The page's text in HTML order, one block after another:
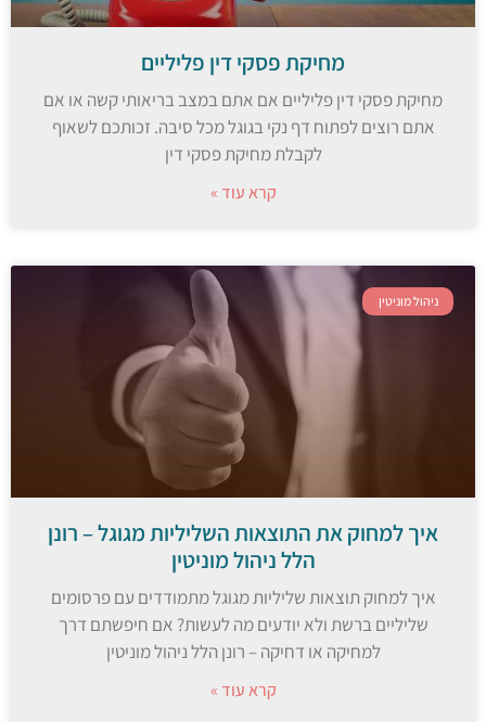
מחיקת פסקי דין פליליים
מחיקת פסקי דין פליליים אם אתם במצב בריאותי קשה או אם
אתם רוצים לפתוח דף נקי בגוגל מכל סיבה. זכותכם לשאוף
לקבלת מחיקת פסקי דין
קרא עוד »
ניהול מוניטין
איך למחוק את התוצאות השליליות מגוגל – רונן
הלל ניהול מוניטין
איך למחוק תוצאות שליליות מגוגל מתמודדים עם פרסומים
שליליים ברשת ולא יודעים מה לעשות? אם חיפשתם דרך
למחיקה או דחיקה – רונן הלל ניהול מוניטין
קרא עוד »